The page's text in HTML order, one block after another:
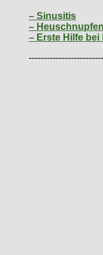
– Sinusitis
– Heuschnupfen
– Erste Hilfe bei